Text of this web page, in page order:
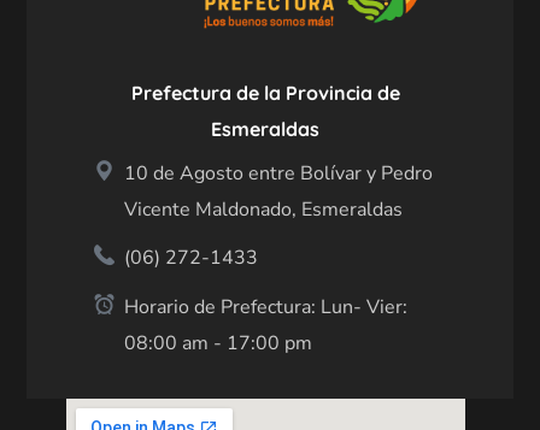
Prefectura de la Provincia de
Esmeraldas
10 de Agosto entre Bolívar y Pedro
Vicente Maldonado, Esmeraldas
(06) 272-1433
Horario de Prefectura: Lun- Vier:
08:00 am - 17:00 pm